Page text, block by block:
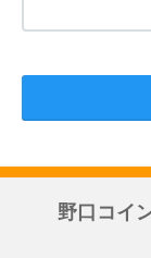
野口コイ